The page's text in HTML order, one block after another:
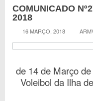
COMUNICADO
2018
16 MARÇO, 2018
de 14 de Março
Voleibol da Ilha